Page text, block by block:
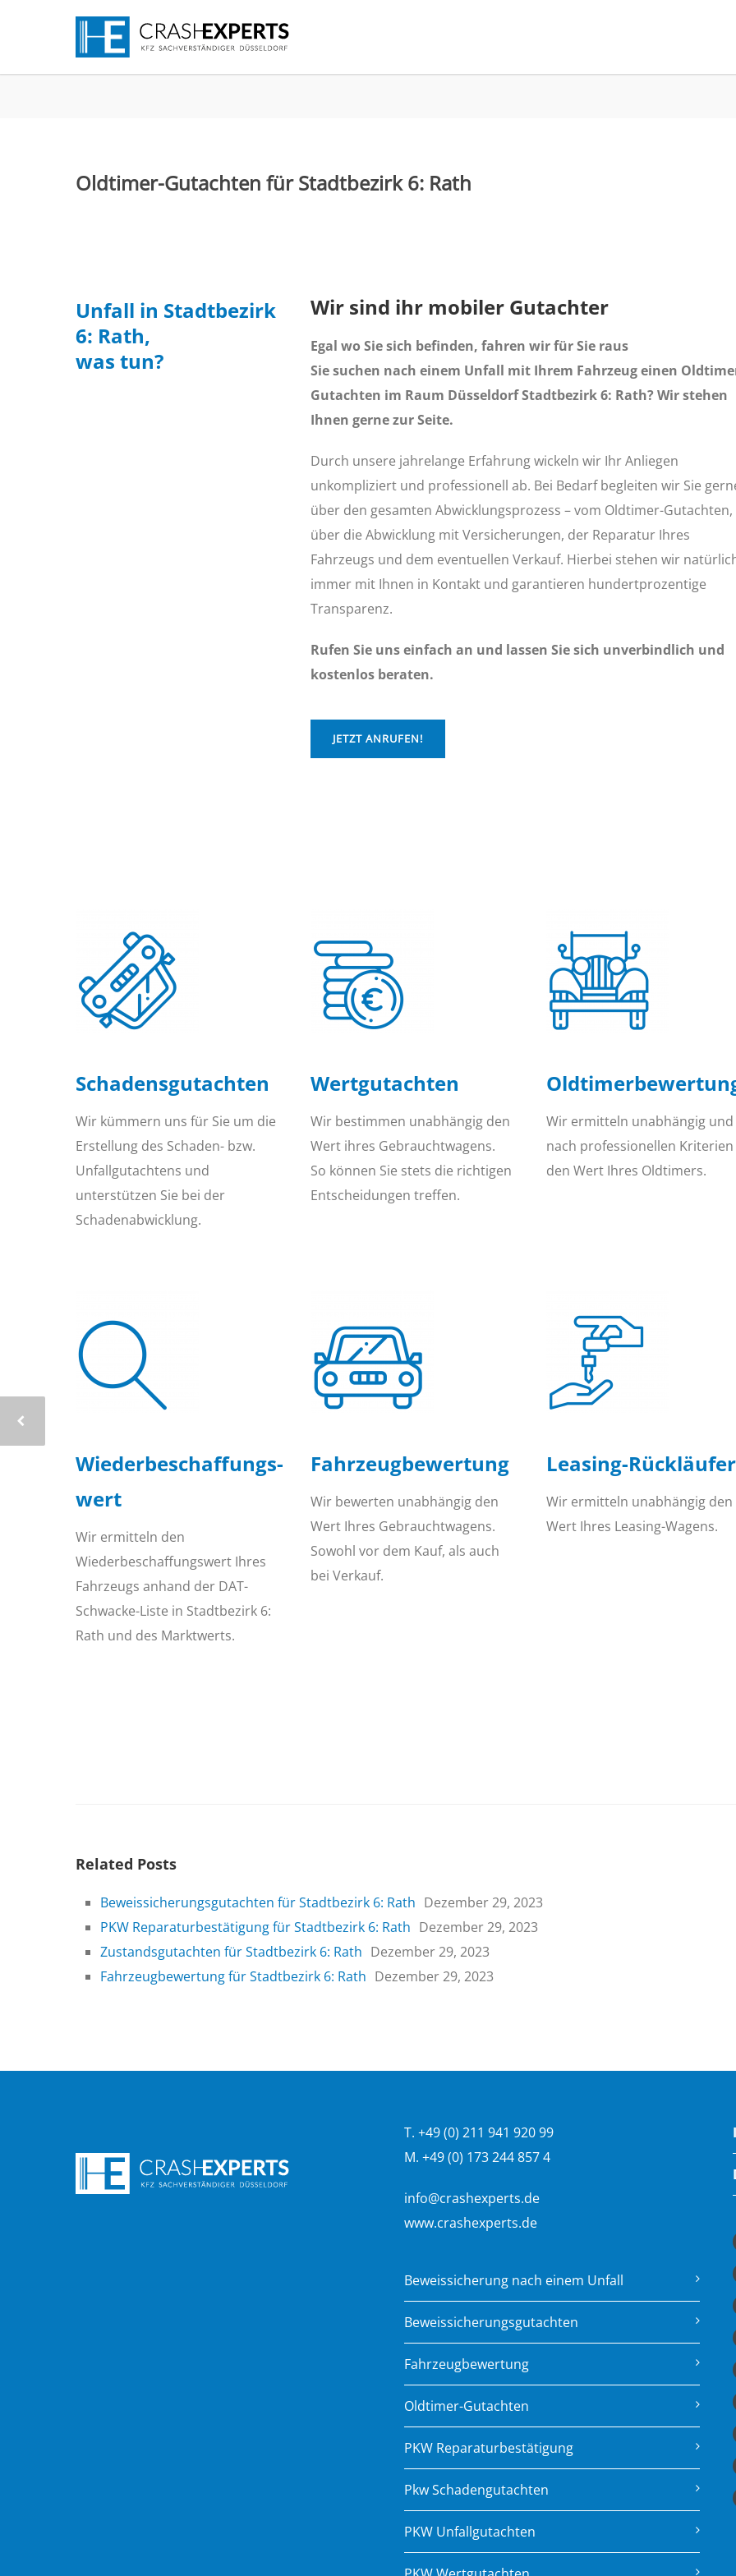
Oldtimer-Gutachten für Stadtbezirk 6: Rath
Unfall in Stadtbezirk
6: Rath,
was tun?
Wir sind ihr mobiler Gutachter
Egal wo Sie sich befinden, fahren wir für Sie raus
Sie suchen nach einem Unfall mit Ihrem Fahrzeug einen
Gutachten im Raum Düsseldorf Stadtbezirk 6: Rath? Wir stehen
Ihnen gerne zur Seite.
Durch unsere jahrelange Erfahrung wickeln wir Ihr Anliegen
unkompliziert und professionell ab. Bei Bedarf begleiten wir Sie
über den gesamten Abwicklungsprozess – vom Oldtimer-Gutachten,
über die Abwicklung mit Versicherungen, der Reparatur Ihres
Fahrzeugs und dem eventuellen Verkauf. Hierbei stehen wir
immer mit Ihnen in Kontakt und garantieren hundertprozentige
Transparenz.
Rufen Sie uns einfach an und lassen Sie sich unverbindlich und
kostenlos beraten.
JETZT ANRUFEN!
Schadensgutachten
Wir kümmern uns für Sie um die
Erstellung des Schaden- bzw.
Unfallgutachtens und
unterstützen Sie bei der
Schadenabwicklung.
Wertgutachten
Wir bestimmen unabhängig den
Wert ihres Gebrauchtwagens.
So können Sie stets die richtigen
Entscheidungen treffen.
Wir ermitteln unabhängig und
nach professionellen Kriterien
den Wert Ihres Oldtimers.
Wiederbeschaffungs­
wert
Wir ermitteln den
Wiederbeschaffungswert Ihres
Fahrzeugs anhand der DAT-
Schwacke-Liste in Stadtbezirk 6:
Rath und des Marktwerts.
Fahrzeugbewertung
Wir bewerten unabhängig den
Wert Ihres Gebrauchtwagens.
Sowohl vor dem Kauf, als auch
bei Verkauf.
Leasing-Rückläufer
Wir ermitteln unabhängig den
Wert Ihres Leasing-Wagens.
Related Posts
Beweissicherungsgutachten für Stadtbezirk 6: Rath Dezember 29, 2023
PKW Reparaturbestätigung für Stadtbezirk 6: Rath Dezember 29, 2023
Zustandsgutachten für Stadtbezirk 6: Rath Dezember 29, 2023
Fahrzeugbewertung für Stadtbezirk 6: Rath Dezember 29, 2023
T. +49 (0) 211 941 920 99
M. +49 (0) 173 244 857 4
info@crashexperts.de
www.crashexperts.de
Beweissicherung nach einem Unfall
Beweissicherungsgutachten
Fahrzeugbewertung
Oldtimer-Gutachten
PKW Reparaturbestätigung
Pkw Schadengutachten
PKW Unfallgutachten